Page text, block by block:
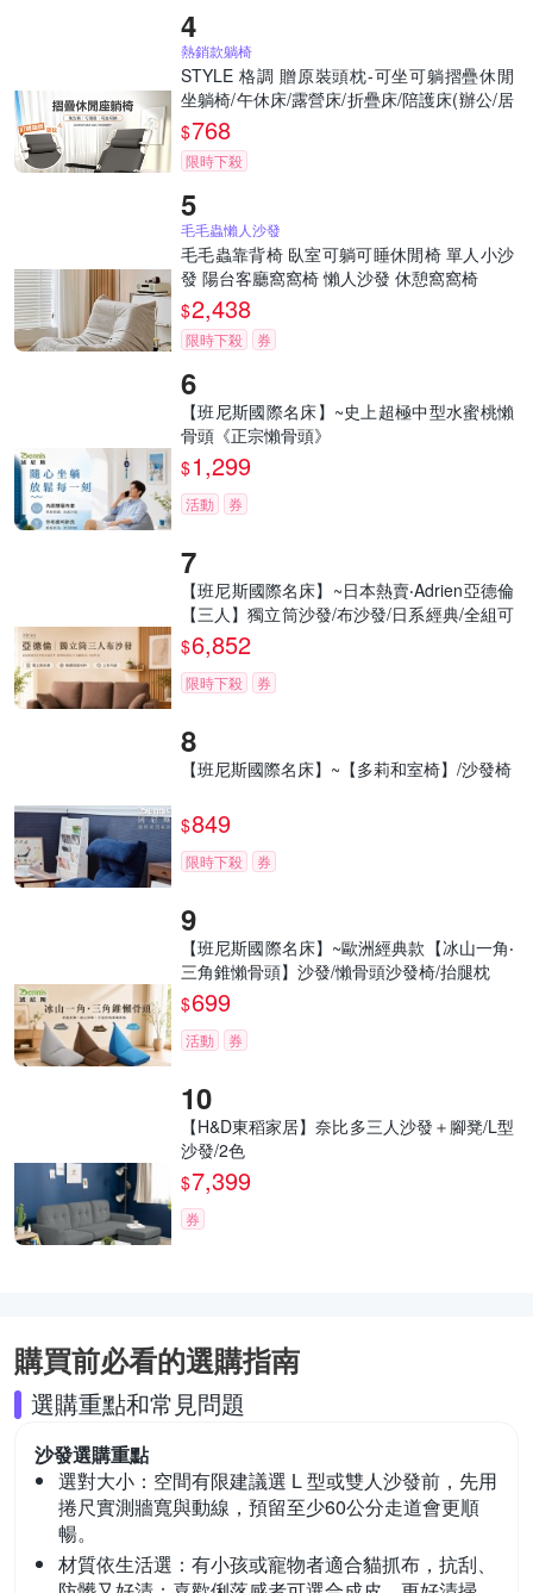
熱銷款躺椅
STYLE 格調 贈原裝頭枕-可坐可躺摺疊休閒
坐躺椅/午休床/露營床/折疊床/陪護床(辦公/居
家/戶外/休閒)
$768
限時下殺
毛毛蟲懶人沙發
毛毛蟲靠背椅 臥室可躺可睡休閒椅 單人小沙
發 陽台客廳窩窩椅 懶人沙發 休憩窩窩椅
$2,438
限時下殺 券
【班尼斯國際名床】~史上超極中型水蜜桃懶
骨頭《正宗懶骨頭》
$1,299
活動 券
【班尼斯國際名床】~日本熱賣‧Adrien亞德倫
【三人】獨立筒沙發/布沙發/日系經典/全組可
拆洗
$6,852
限時下殺 券
【班尼斯國際名床】~【多莉和室椅】/沙發椅
$849
限時下殺 券
【班尼斯國際名床】~歐洲經典款【冰山一角‧
三角錐懶骨頭】沙發/懶骨頭沙發椅/抬腿枕
$699
活動 券
【H&D東稻家居】奈比多三人沙發＋腳凳/L型
沙發/2色
$7,399
券
購買前必看的選購指南
選購重點和常見問題
沙發選購重點
選對大小： 空間有限建議選 L 型或雙人沙發前，先用
捲尺實測牆寬與動線，預留至少60公分走道會更順
暢。
材質依生活選： 有小孩或寵物者適合貓抓布，抗刮、